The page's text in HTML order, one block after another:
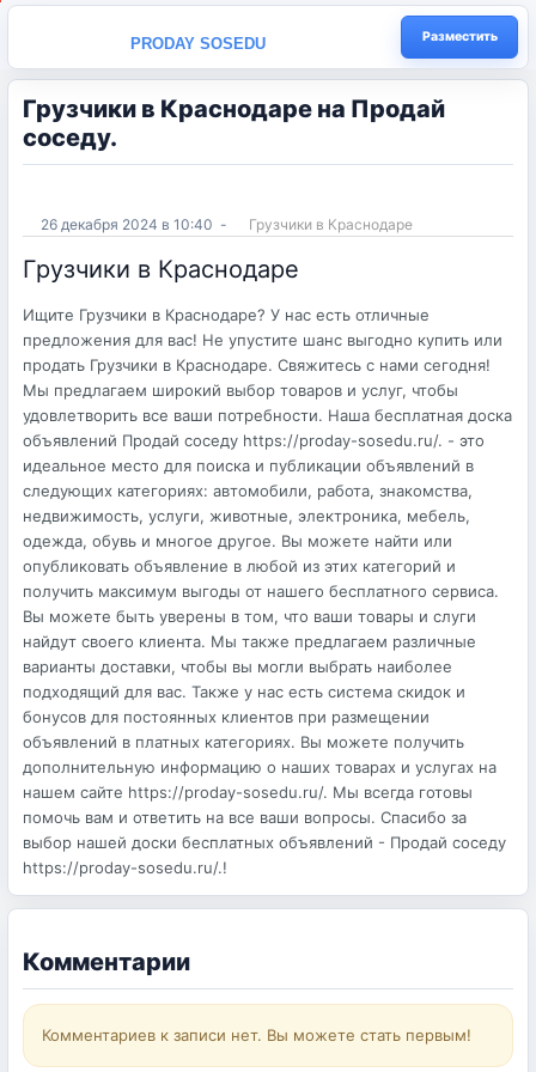
PRODAY SOSEDU Разместить
Грузчики в Краснодаре на Продай
соседу.
26 декабря 2024 в 10:40 - Грузчики в Краснодаре
Грузчики в Краснодаре
Ищите Грузчики в Краснодаре? У нас есть отличные
предложения для вас! Не упустите шанс выгодно купить или
продать Грузчики в Краснодаре. Свяжитесь с нами сегодня!
Мы предлагаем широкий выбор товаров и услуг, чтобы
удовлетворить все ваши потребности. Наша бесплатная доска
объявлений Продай соседу https://proday-sosedu.ru/. - это
идеальное место для поиска и публикации объявлений в
следующих категориях: автомобили, работа, знакомства,
недвижимость, услуги, животные, электроника, мебель,
одежда, обувь и многое другое. Вы можете найти или
опубликовать объявление в любой из этих категорий и
получить максимум выгоды от нашего бесплатного сервиса.
Вы можете быть уверены в том, что ваши товары и слуги
найдут своего клиента. Мы также предлагаем различные
варианты доставки, чтобы вы могли выбрать наиболее
подходящий для вас. Также у нас есть система скидок и
бонусов для постоянных клиентов при размещении
объявлений в платных категориях. Вы можете получить
дополнительную информацию о наших товарах и услугах на
нашем сайте https://proday-sosedu.ru/. Мы всегда готовы
помочь вам и ответить на все ваши вопросы. Спасибо за
выбор нашей доски бесплатных объявлений - Продай соседу
https://proday-sosedu.ru/.!
Комментарии
Комментариев к записи нет. Вы можете стать первым!